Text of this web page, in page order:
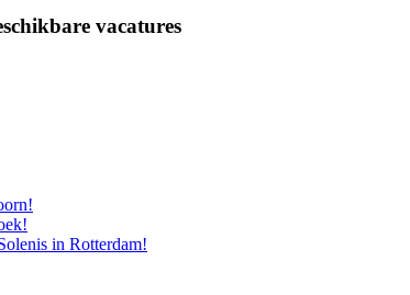
vacatures
in Rotterdam!